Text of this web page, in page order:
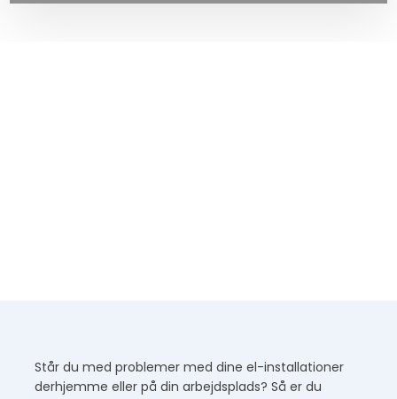
Står du med problemer med dine el-installationer
derhjemme eller på din arbejdsplads? Så er du